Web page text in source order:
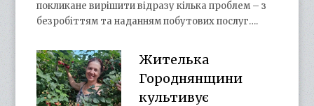
покликане вирішити відразу кілька проблем – з
безробіттям та наданням побутових послуг….
Жителька
Городнянщини
культивує